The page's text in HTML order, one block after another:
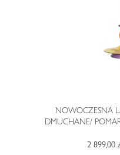
NOWOCZESNA
DMUCHANE/
2 899,00